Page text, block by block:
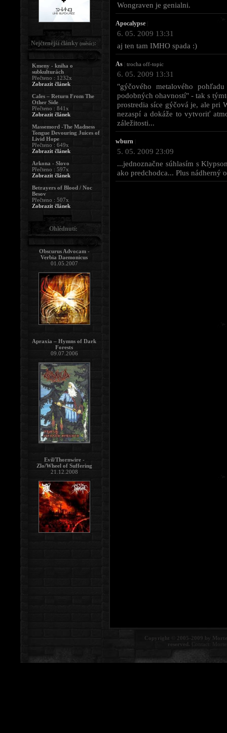
Wongraven je genialni.
Apocalypse
6. 05. 2009 13:31
aj ten tam IMHO spada :)
As trocha off-topic
6. 05. 2009 13:31
"gýčového metalového
podobných ohavností" - tak s
prostredia síce gýčová je, ale pri
nezaspí a dokáže to vytvoriť
záležitosti...
wburn
5. 05. 2009 23:09
...jednoznačne súhlasím s
ako predchodca... Plus nádherný
Copyright © 2005-2009 by
reserved. Contact:
Nejčtenější články (měsíc):
Kmeny - kniha o
subkulturách
Přečteno : 1232x
Zobrazit článek
Cales – Return From The
Other Side
Přečteno : 841x
Zobrazit článek
Massemord -The Madness
Tongue Devouring Juices of
Livid Hope
Přečteno : 649x
Zobrazit článek
Arkona - Slovo
Přečteno : 597x
Zobrazit článek
Betrayers of Blood / Noc
Besov
Přečteno : 507x
Zobrazit článek
Ohlédnutí:
Obscurus Advocam -
Verbia Daemonicus
01.05.2007
Apraxia – Hymns of Dark
Forests
09.07.2006
Evil/Thornwire -
Zlo/Wheel of Suffering
21.12.2008